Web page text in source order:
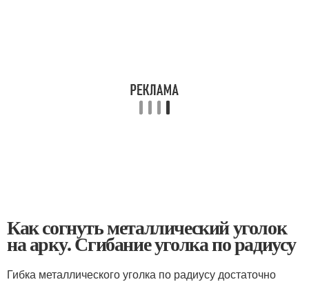
Как согнуть металлический уголок
на арку. Сгибание уголка по радиусу
Гибка металлического уголка по радиусу достаточно